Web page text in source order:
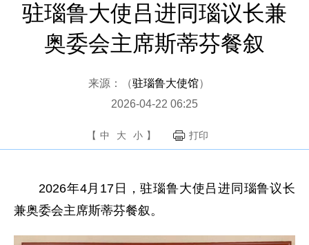
驻瑙鲁大使吕进同瑙议长兼
奥委会主席斯蒂芬餐叙
来源：（驻瑙鲁大使馆）
2026-04-22 06:25
【 中 大 小 】 打印
2026年4月17日，驻瑙鲁大使吕进同瑙鲁议长
兼奥委会主席斯蒂芬餐叙。